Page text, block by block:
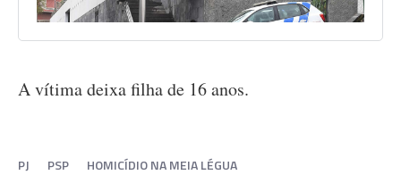
A vítima deixa filha de 16 anos.
PJ PSP HOMICÍDIO NA MEIA LÉGUA